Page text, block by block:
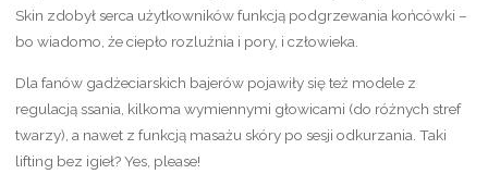
Skin zdobył serca użytkowników funkcją podgrzewania końcówki –
bo wiadomo, że ciepło rozluźnia i pory, i człowieka.
Dla fanów gadżeciarskich bajerów pojawiły się też modele z
regulacją ssania, kilkoma wymiennymi głowicami (do różnych stref
twarzy), a nawet z funkcją masażu skóry po sesji odkurzania. Taki
lifting bez igieł? Yes, please!